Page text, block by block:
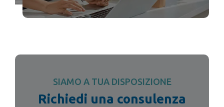
SIAMO A TUA DISPOSIZIONE
Richiedi una consulenza